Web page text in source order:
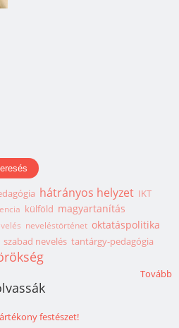
hátrányos helyzet IKT
külföld magyartanítás
neveléstörténet oktatáspolitika
szabad nevelés tantárgy-pedagógia
Tovább
festészet!